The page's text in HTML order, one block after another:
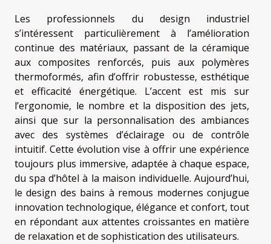
Les professionnels du design industriel
s’intéressent particulièrement à l’amélioration
continue des matériaux, passant de la céramique
aux composites renforcés, puis aux polymères
thermoformés, afin d’offrir robustesse, esthétique
et efficacité énergétique. L’accent est mis sur
l’ergonomie, le nombre et la disposition des jets,
ainsi que sur la personnalisation des ambiances
avec des systèmes d’éclairage ou de contrôle
intuitif. Cette évolution vise à offrir une expérience
toujours plus immersive, adaptée à chaque espace,
du spa d’hôtel à la maison individuelle. Aujourd’hui,
le design des bains à remous modernes conjugue
innovation technologique, élégance et confort, tout
en répondant aux attentes croissantes en matière
de relaxation et de sophistication des utilisateurs.